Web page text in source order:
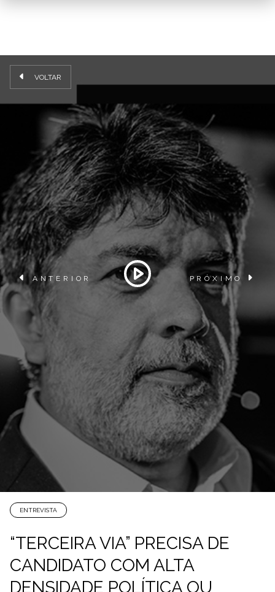
VOLTAR
ANTERIOR PRÓXIMO
ENTREVISTA
“TERCEIRA VIA” PRECISA DE
CANDIDATO COM ALTA
DENSIDADE POLÍTICA OU